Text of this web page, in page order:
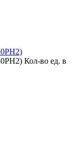
Кол-во ед. в